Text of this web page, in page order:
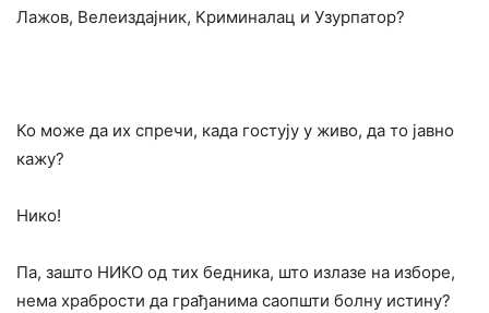
Лажов, Велеиздајник, Криминалац и Узурпатор?
Ко може да их спречи, када гостују у живо, да то јавно
кажу?
Нико!
Па, зашто НИКО од тих бедника, што излазе на изборе,
нема храбрости да грађанима саопшти болну истину?